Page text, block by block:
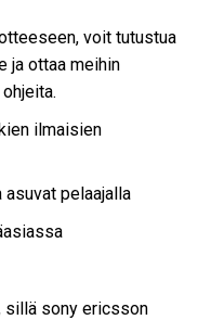
voit tutustua
ja ottaa meihin
ilmaisien
asuvat pelaajalla
sillä sony ericsson